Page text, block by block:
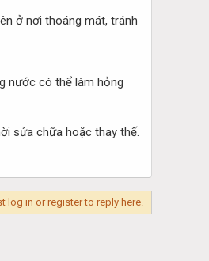
ở nơi thoáng mát, tránh
nước có thể làm hỏng
sửa chữa hoặc thay thế.
log in or register to reply here.